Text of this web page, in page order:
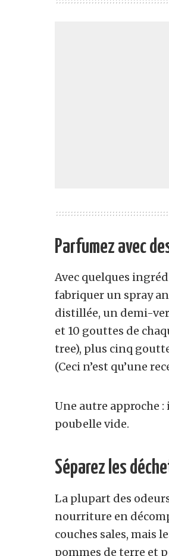
Parfumez avec
Avec quelques
fabriquer un spray
distillée, un demi-
et 10 gouttes de
tree), plus cinq
(Ceci n’est qu’une
Une autre approche
poubelle vide.
Séparez les
La plupart des
nourriture en
couches sales, mais
pommes de terre et